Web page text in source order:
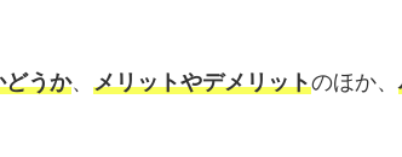
どうか、 メリットやデメリットのほか、